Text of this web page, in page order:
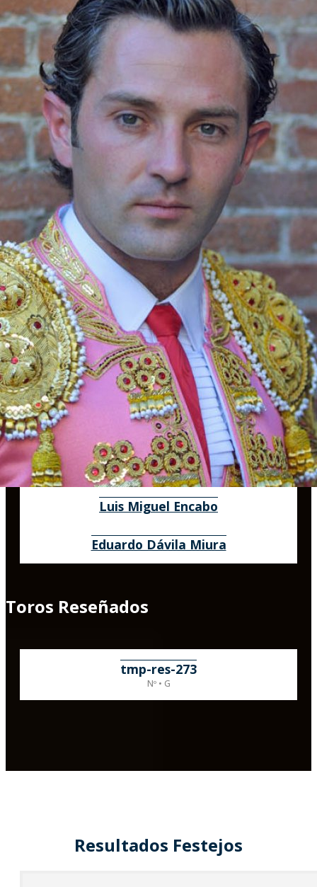
Luis Miguel Encabo
Eduardo Dávila Miura
Toros Reseñados
tmp-res-273
Nº • G
Resultados Festejos